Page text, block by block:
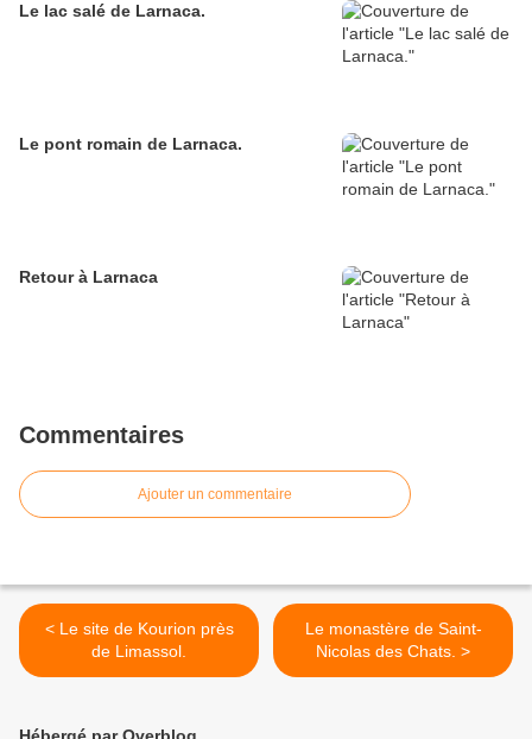
Le lac salé de Larnaca.
Le pont romain de Larnaca.
Retour à Larnaca
Commentaires
Ajouter un commentaire
< Le site de Kourion près
de Limassol.
Le monastère de Saint-
Nicolas des Chats. >